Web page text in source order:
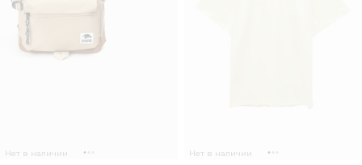
Нет в наличии Нет в наличии